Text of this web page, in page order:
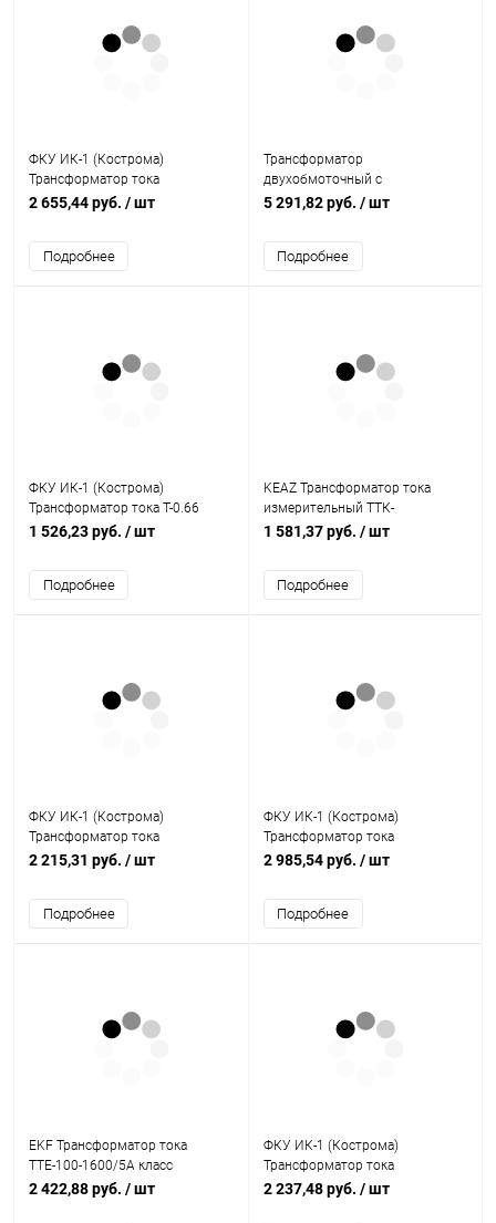
ФКУ ИК-1 (Кострома)
Трансформатор тока
измерительный Т-0,66 5 ВА 0,5
(ОС0000006031)
2 655,44 руб. / шт
Подробнее
Трансформатор
двухобмоточный с
ответвлениями на вторичной
У3 (УТ-00001688)
5 291,82 руб. / шт
Подробнее
ФКУ ИК-1 (Кострома)
Трансформатор тока Т-0.66
250/5 с шиной кл 0.5S
1 526,23 руб. / шт
Подробнее
KEAZ Трансформатор тока
измерительный ТТК-
А-100/5А-5ВА-0.5S-УХЛ3
1 581,37 руб. / шт
Подробнее
ФКУ ИК-1 (Кострома)
Трансформатор тока
измерительный Т-0,66 5 ВА 0,5
(ОС0000005391)
2 215,31 руб. / шт
Подробнее
ФКУ ИК-1 (Кострома)
Трансформатор тока
измерительный Т-0,66 5 ВА 0,5
(ОС0000007415)
2 985,54 руб. / шт
Подробнее
EKF Трансформатор тока
ТТЕ-100-1600/5А класс
точности 0,5S (tte-100-1600-
2 422,88 руб. / шт
ФКУ ИК-1 (Кострома)
Трансформатор тока
измерительный Т-0,66 5 ВА 0,5
2 237,48 руб. / шт